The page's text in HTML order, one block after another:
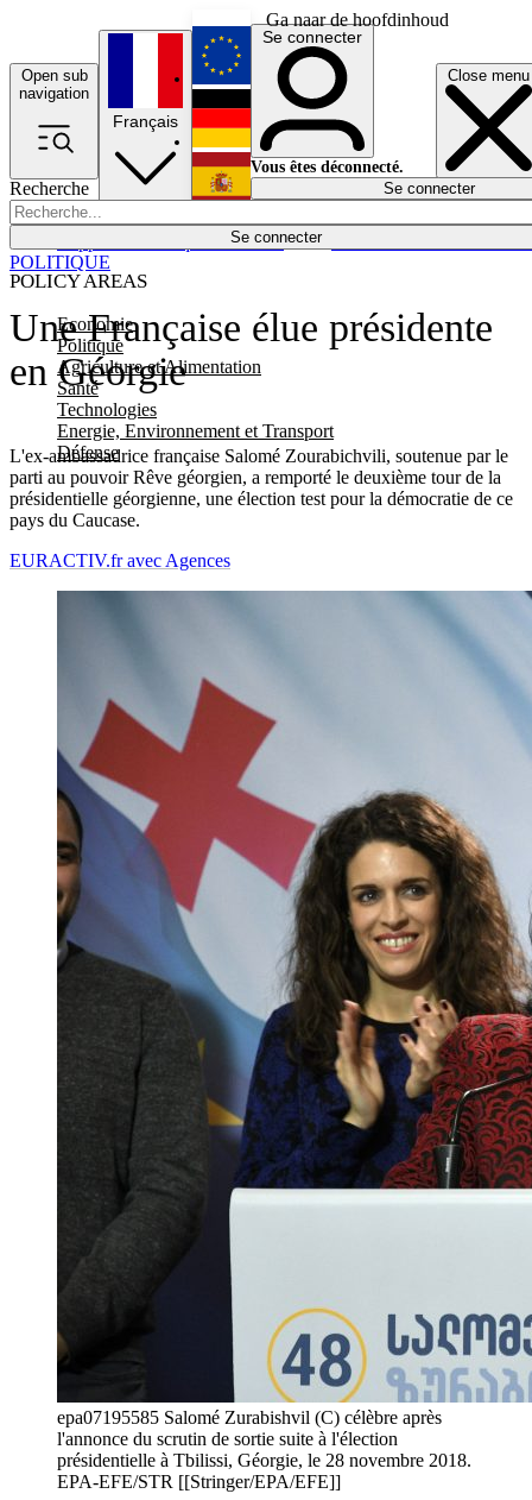
Ga naar de hoofdinhoud
Open sub
navigation
Close menu
Recherche
Se connecter
POLICY AREAS
Economie
Politique
Agriculture et Alimentation
Santé
Technologies
Energie, Environnement et Transport
Défense
Économie
Français
English
Deutsch
Español
Se connecter
Vous êtes déconnecté.
Se connecter
Une Française élue présidente
en Géorgie
L'ex-ambassadrice française Salomé Zourabichvili, soutenue par le
parti au pouvoir Rêve géorgien, a remporté le deuxième tour de la
présidentielle géorgienne, une élection test pour la démocratie de ce
pays du Caucase.
POLITIQUE
EURACTIV.fr avec Agences
epa07195585 Salomé Zurabishvil (C) célèbre après
l'annonce du scrutin de sortie suite à l'élection
présidentielle à Tbilissi, Géorgie, le 28 novembre 2018.
EPA-EFE/STR [[Stringer/EPA/EFE]]